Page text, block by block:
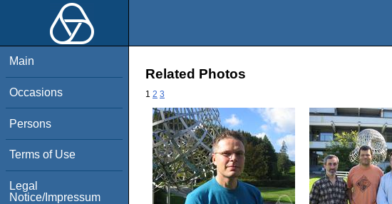
Main
Occasions
Persons
Terms of Use
Legal
Notice/Impressum
Related Photos
1 2 3